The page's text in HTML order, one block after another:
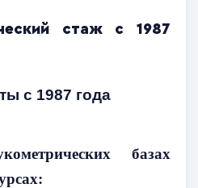
стаж с 1987
с 1987 года
базах